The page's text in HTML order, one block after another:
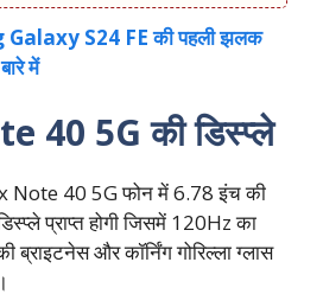
S24 FE की पहली झलक
में
40 5G की डिस्प्ले
Note 40 5G फोन में 6.78 इंच की
प्राप्त होगी जिसमें 120Hz का
और कॉर्निंग गोरिल्ला ग्लास